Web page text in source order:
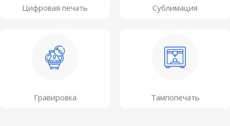
Цифровая печать Сублимация
Гравировка Тампопечать